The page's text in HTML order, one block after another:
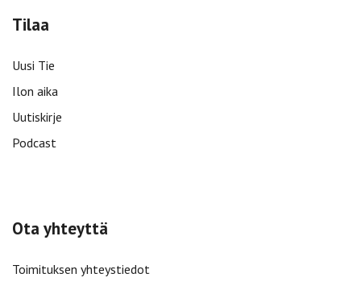
Tilaa
Uusi Tie
Ilon aika
Uutiskirje
Podcast
Ota yhteyttä
Toimituksen yhteystiedot